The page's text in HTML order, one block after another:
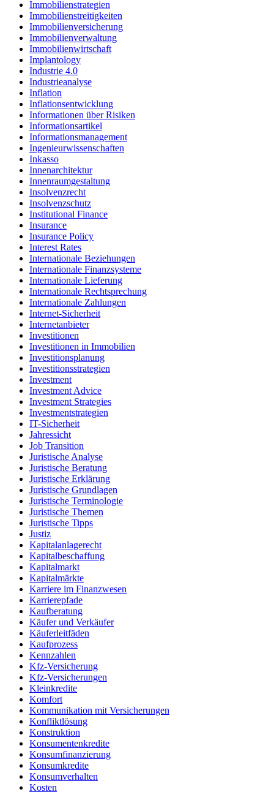
Immobilienstrategien
Immobilienstreitigkeiten
Immobilienversicherung
Immobilienverwaltung
Immobilienwirtschaft
Implantology
Industrie 4.0
Industrieanalyse
Inflation
Inflationsentwicklung
Informationen über Risiken
Informationsartikel
Informationsmanagement
Ingenieurwissenschaften
Inkasso
Innenarchitektur
Innenraumgestaltung
Insolvenzrecht
Insolvenzschutz
Institutional Finance
Insurance
Insurance Policy
Interest Rates
Internationale Beziehungen
Internationale Finanzsysteme
Internationale Lieferung
Internationale Rechtsprechung
Internationale Zahlungen
Internet-Sicherheit
Internetanbieter
Investitionen
Investitionen in Immobilien
Investitionsplanung
Investitionsstrategien
Investment
Investment Advice
Investment Strategies
Investmentstrategien
IT-Sicherheit
Jahressicht
Job Transition
Juristische Analyse
Juristische Beratung
Juristische Erklärung
Juristische Grundlagen
Juristische Terminologie
Juristische Themen
Juristische Tipps
Justiz
Kapitalanlagerecht
Kapitalbeschaffung
Kapitalmarkt
Kapitalmärkte
Karriere im Finanzwesen
Karrierepfade
Kaufberatung
Käufer und Verkäufer
Käuferleitfäden
Kaufprozess
Kennzahlen
Kfz-Versicherung
Kfz-Versicherungen
Kleinkredite
Komfort
Kommunikation mit Versicherungen
Konfliktlösung
Konstruktion
Konsumentenkredite
Konsumfinanzierung
Konsumkredite
Konsumverhalten
Kosten